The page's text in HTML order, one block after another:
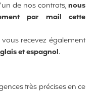
de nos contrats,nous
par mail cette
recevez également
et espagnol.
très précises en ce